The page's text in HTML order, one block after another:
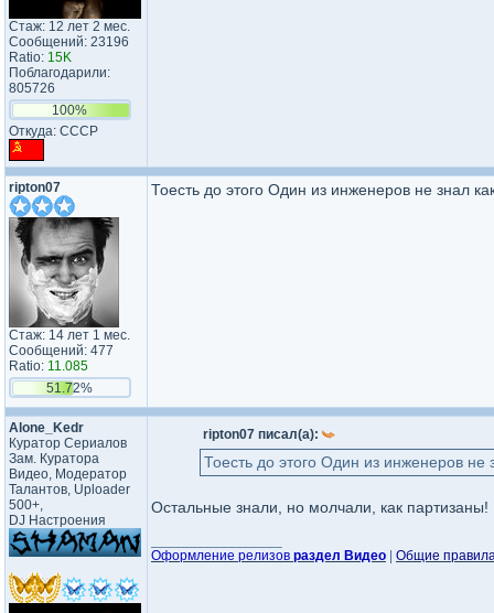
Стаж: 12 лет 2 мес.
Сообщений: 23196
Ratio: 15K
Поблагодарили:
805726
100%
Откуда: CCCP
ripton07
Стаж: 14 лет 1 мес.
Сообщений: 477
Ratio: 11.085
51.72%
Тоесть до этого Один из инженеров не знал
Alone_Kedr
Куратор Сериалов
Зам. Куратора
Видео, Модератор
Талантов, Uploader
500+,
DJ Настроения
ripton07 писал(а):
Тоесть до этого Один из инженеров не
Остальные знали, но молчали, как партизаны!
Оформление релизов раздел Видео Общие